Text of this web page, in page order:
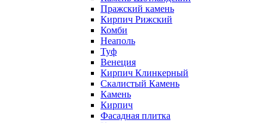
Пражский камень
Кирпич Рижский
Комби
Неаполь
Туф
Венеция
Кирпич Клинкерный
Скалистый Камень
Камень
Кирпич
Фасадная плитка